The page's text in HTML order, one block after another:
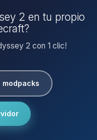
2 en tu propio
2 con 1 clic!
modpacks